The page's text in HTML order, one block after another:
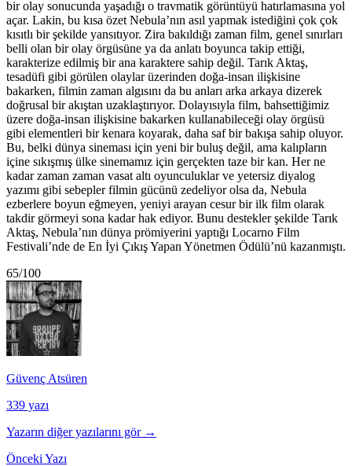
bir olay sonucunda yaşadığı o travmatik görüntüyü hatırlamasına yol
açar. Lakin, bu kısa özet Nebula’nın asıl yapmak istediğini çok çok
kısıtlı bir şekilde yansıtıyor. Zira bakıldığı zaman film, genel sınırları
belli olan bir olay örgüsüne ya da anlatı boyunca takip ettiği,
karakterize edilmiş bir ana karaktere sahip değil. Tarık Aktaş,
tesadüfi gibi görülen olaylar üzerinden doğa-insan ilişkisine
bakarken, filmin zaman algısını da bu anları arka arkaya dizerek
doğrusal bir akıştan uzaklaştırıyor. Dolayısıyla film, bahsettiğimiz
üzere doğa-insan ilişkisine bakarken kullanabileceği olay örgüsü
gibi elementleri bir kenara koyarak, daha saf bir bakışa sahip oluyor.
Bu, belki dünya sineması için yeni bir buluş değil, ama kalıpların
içine sıkışmış ülke sinemamız için gerçekten taze bir kan. Her ne
kadar zaman zaman vasat altı oyunculuklar ve yetersiz diyalog
yazımı gibi sebepler filmin gücünü zedeliyor olsa da, Nebula
ezberlere boyun eğmeyen, yeniyi arayan cesur bir ilk film olarak
takdir görmeyi sona kadar hak ediyor. Bunu destekler şekilde Tarık
Aktaş, Nebula’nın dünya prömiyerini yaptığı Locarno Film
Festivali’nde de En İyi Çıkış Yapan Yönetmen Ödülü’nü kazanmıştı.
65/100
Güvenç Atsüren
339 yazı
Yazarın diğer yazılarını gör →
Önceki Yazı